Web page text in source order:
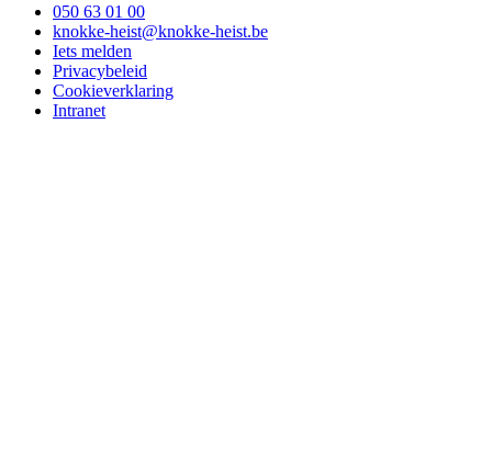
050 63 01 00
knokke-heist@knokke-heist.be
Iets melden
Privacybeleid
Cookieverklaring
Intranet